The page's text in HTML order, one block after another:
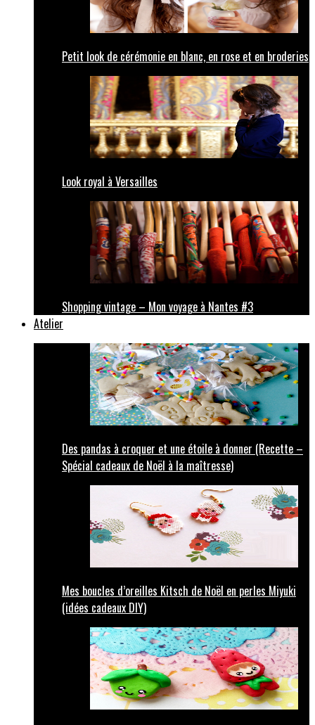
Petit look de cérémonie en blanc, en rose et en broderies
Look royal à Versailles
Shopping vintage – Mon voyage à Nantes #3
Atelier
Des pandas à croquer et une étoile à donner (Recette –
Spécial cadeaux de Noël à la maîtresse)
Mes boucles d’oreilles Kitsch de Noël en perles Miyuki
(idées cadeaux DIY)